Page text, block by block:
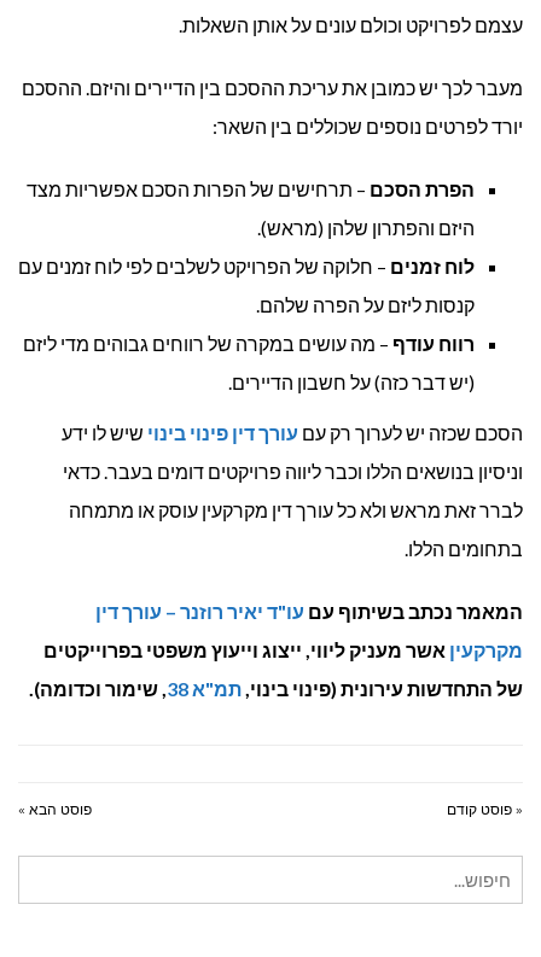
עצמם לפרויקט וכולם עונים על אותן השאלות.
מעבר לכך יש כמובן את עריכת ההסכם בין הדיירים והיזם. ההסכם
יורד לפרטים נוספים שכוללים בין השאר:
הפרת הסכם – תרחישים של הפרות הסכם אפשריות מצד
היזם והפתרון שלהן (מראש).
לוח זמנים – חלוקה של הפרויקט לשלבים לפי לוח זמנים עם
קנסות ליזם על הפרה שלהם.
רווח עודף – מה עושים במקרה של רווחים גבוהים מדי ליזם
(יש דבר כזה) על חשבון הדיירים.
הסכם שכזה יש לערוך רק עם עורך דין פינוי בינוי שיש לו ידע
וניסיון בנושאים הללו וכבר ליווה פרויקטים דומים בעבר. כדאי
לברר זאת מראש ולא כל עורך דין מקרקעין עוסק או מתמחה
בתחומים הללו.
המאמר נכתב בשיתוף עם עו"ד יאיר רוזנר – עורך דין
מקרקעין אשר מעניק ליווי, ייצוג וייעוץ משפטי בפרוייקטים
של התחדשות עירונית (פינוי בינוי,תמ"א 38 , שימור וכדומה).
« פוסט קודם פוסט הבא »
עבור: